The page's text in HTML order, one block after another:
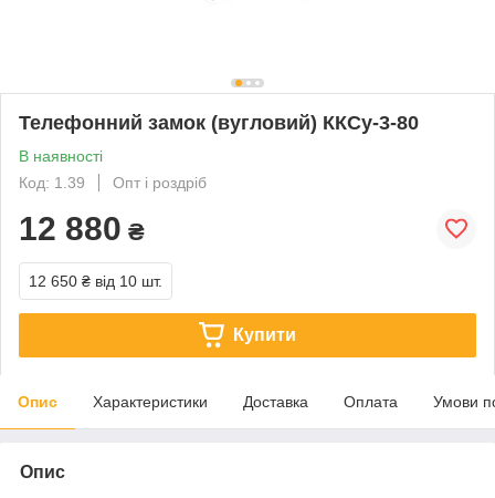
Телефонний замок (вугловий) ККСу-3-80
В наявності
Код: 1.39
Опт і роздріб
12 880 ₴
12 650 ₴ від 10 шт.
Купити
Опис Характеристики Доставка Оплата Умови
Опис